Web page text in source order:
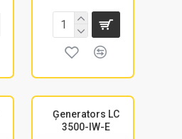
Ģenerators LC
3500-IW-E